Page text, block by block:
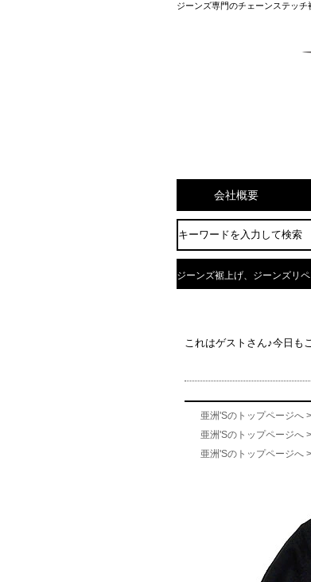
ジーンズ専門のチェーンステッ
会社概要
ジーンズ裾上げ、ジーンズリ
これはゲストさん♪今日も
亜洲'Sのトップページへ >
亜洲'Sのトップページへ >
亜洲'Sのトップページへ >